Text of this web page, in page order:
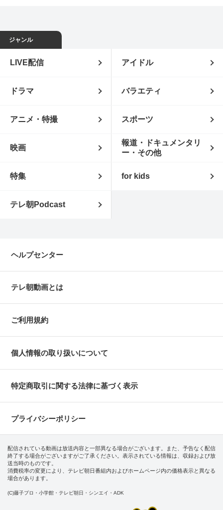
ジャンル
LIVE配信 アイドル
ドラマ バラエティ
アニメ・特撮 スポーツ
映画
報道・ドキュメンタリ
ー・その他
特集 for kids
テレ朝Podcast
ヘルプセンター
テレ朝動画とは
ご利用規約
個人情報の取り扱いについて
特定商取引に関する法律に基づく表示
プライバシーポリシー
配信されている動画は放送内容と一部異なる場合がございます。また、予告なく配信
終了する場合がございますがご了承ください。表示されている情報は、収録および放
送当時のものです。
消費税率の変更により、テレビ朝日番組内およびホームページ内の価格表示と異なる
場合があります。
(C)藤子プロ・小学館・テレビ朝日・シンエイ・ADK